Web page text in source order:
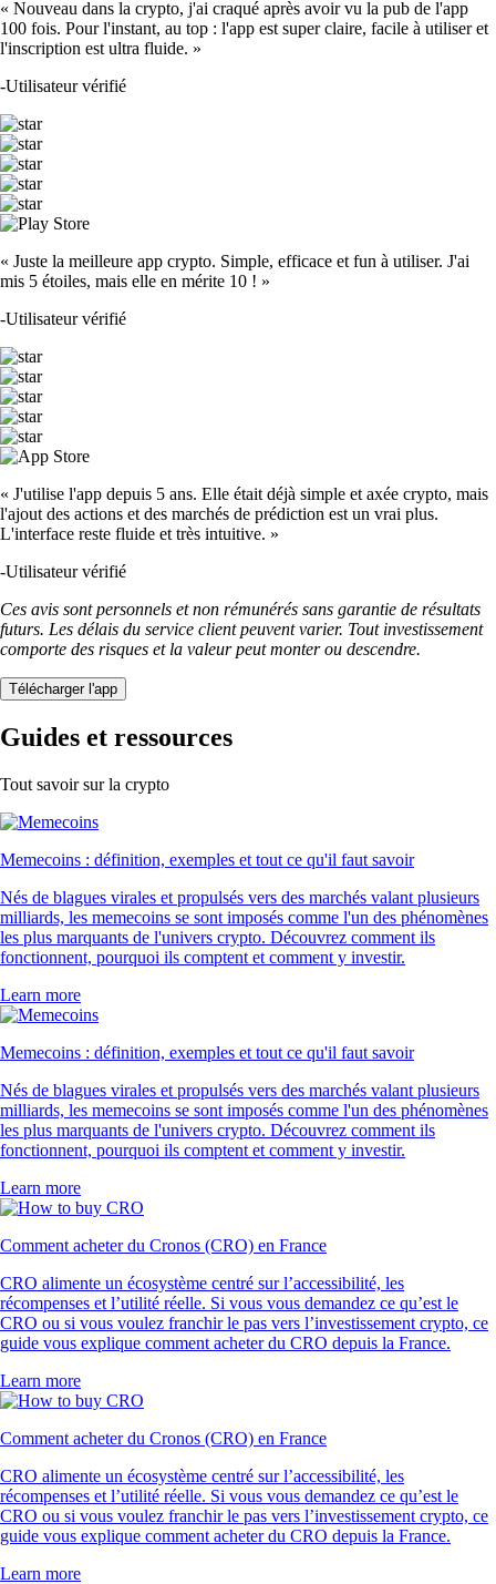
« Nouveau dans la crypto, j'ai craqué après avoir vu la pub de l'app
100 fois. Pour l'instant, au top : l'app est super claire, facile à utiliser et
l'inscription est ultra fluide. »
-Utilisateur vérifié
« Juste la meilleure app crypto. Simple, efficace et fun à utiliser. J'ai
mis 5 étoiles, mais elle en mérite 10 ! »
-Utilisateur vérifié
« J'utilise l'app depuis 5 ans. Elle était déjà simple et axée crypto, mais
l'ajout des actions et des marchés de prédiction est un vrai plus.
L'interface reste fluide et très intuitive. »
-Utilisateur vérifié
Ces avis sont personnels et non rémunérés sans garantie de résultats
futurs. Les délais du service client peuvent varier. Tout investissement
comporte des risques et la valeur peut monter ou descendre.
Télécharger l'app
Guides et ressources
Tout savoir sur la crypto
Memecoins : définition, exemples et tout ce qu'il faut savoir
Nés de blagues virales et propulsés vers des marchés valant plusieurs
milliards, les memecoins se sont imposés comme l'un des phénomènes
les plus marquants de l'univers crypto. Découvrez comment ils
fonctionnent, pourquoi ils comptent et comment y investir.
Learn more
Memecoins : définition, exemples et tout ce qu'il faut savoir
Nés de blagues virales et propulsés vers des marchés valant plusieurs
milliards, les memecoins se sont imposés comme l'un des phénomènes
les plus marquants de l'univers crypto. Découvrez comment ils
fonctionnent, pourquoi ils comptent et comment y investir.
Learn more
Comment acheter du Cronos (CRO) en France
CRO alimente un écosystème centré sur l’accessibilité, les
récompenses et l’utilité réelle. Si vous vous demandez ce qu’est le
CRO ou si vous voulez franchir le pas vers l’investissement crypto, ce
guide vous explique comment acheter du CRO depuis la France.
Learn more
Comment acheter du Cronos (CRO) en France
CRO alimente un écosystème centré sur l’accessibilité, les
récompenses et l’utilité réelle. Si vous vous demandez ce qu’est le
CRO ou si vous voulez franchir le pas vers l’investissement crypto, ce
guide vous explique comment acheter du CRO depuis la France.
Learn more